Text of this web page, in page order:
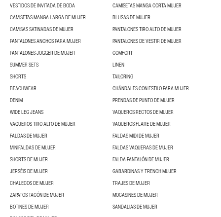
VESTIDOS DE INVITADA DE BODA
CAMISETAS MANGA CORTA MUJER
CAMISETAS MANGA LARGA DE MUJER
BLUSAS DE MUJER
CAMISAS SATINADAS DE MUJER
PANTALONES TIRO ALTO DE MUJER
PANTALONES ANCHOS PARA MUJER
PANTALONES DE VESTIR DE MUJER
PANTALONES JOGGER DE MUJER
COMFORT
SUMMER SETS
LINEN
SHORTS
TAILORING
BEACHWEAR
CHÁNDALES CON ESTILO PARA MUJER
DENIM
PRENDAS DE PUNTO DE MUJER
WIDE LEG JEANS
VAQUEROS RECTOS DE MUJER
VAQUEROS TIRO ALTO DE MUJER
VAQUEROS FLARE DE MUJER
FALDAS DE MUJER
FALDAS MIDI DE MUJER
MINIFALDAS DE MUJER
FALDAS VAQUERAS DE MUJER
SHORTS DE MUJER
FALDA PANTALÓN DE MUJER
JERSÉIS DE MUJER
GABARDINAS Y TRENCH MUJER
CHALECOS DE MUJER
TRAJES DE MUJER
ZAPATOS TACÓN DE MUJER
MOCASINES DE MUJER
BOTINES DE MUJER
SANDALIAS DE MUJER